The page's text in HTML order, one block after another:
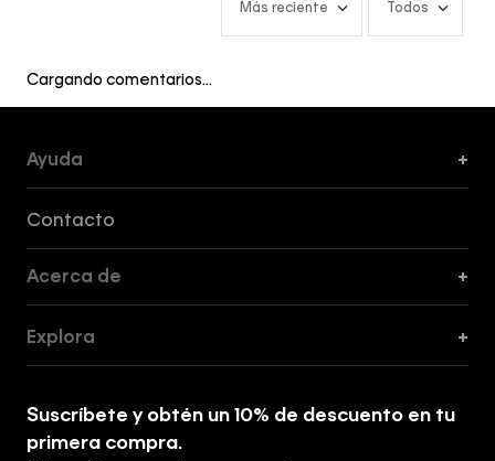
Más reciente Todos
Cargando comentarios…
Ayuda +
Contacto
Acerca de +
Tiendas
Explora +
Suscríbete y obtén un 10% de descuento en tu
primera compra.